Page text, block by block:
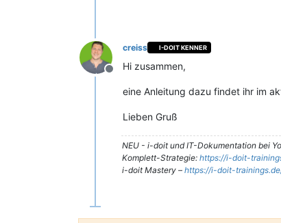
Offline
creiss I-DOIT KENNER
Hi zusammen,
eine Anleitung dazu findet ihr im
Lieben Gruß
NEU - i-doit und IT-Dokumentation bei
Komplett-Strategie: https://i-doit-
i-doit Mastery – https://i-doit-